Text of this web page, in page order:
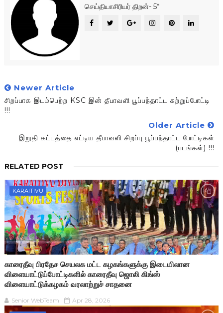
செய்தியாசிரியர் திறன்- 5*
Newer Article
சிறப்பாக இடம்பெற்ற KSC இன் தீபாவளி பூப்பந்தாட்ட சுற்றுப்போட்டி
!!!
Older Article
இறுதி கட்டத்தை எட்டிய தீபாவளி சிறப்பு பூப்பந்தாட்ட போட்டிகள்
(படங்கள்) !!!
RELATED POST
KARAITIVU
காரைதீவு பிரதேச செயலக மட்ட கழகங்களுக்கு இடையிலான
விளையாட்டுப்போட்டிகளில் காரைதீவு ஜொலி கிங்ஸ்
விளையாட்டுக்கழகம் வரலாற்றுச் சாதனை
Senior WebTeam Apr 28, 2026